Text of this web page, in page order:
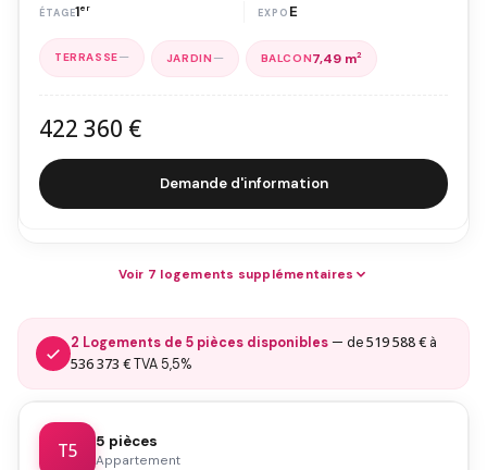
1er E
— — 7,49 m2
422 360 €
Demande d'information
Voir 7 logements supplémentaires
2 Logements de 5 pièces disponibles — de519 588 € à
536 373 €TVA 5,5%
T5 5 pièces
Appartement